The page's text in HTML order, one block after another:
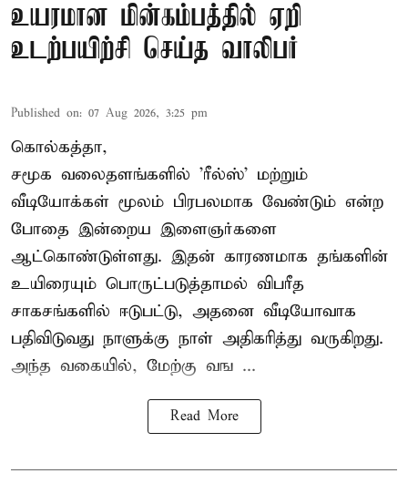
உயரமான மின்கம்பத்தில் ஏறி
உடற்பயிற்சி செய்த வாலிபர்
Published on: 07 Aug 2026, 3:25 pm
கொல்கத்தா,
சமூக வலைதளங்களில் 'ரீல்ஸ்' மற்றும்
வீடியோக்கள் மூலம் பிரபலமாக வேண்டும் என்ற
போதை இன்றைய இளைஞர்களை
ஆட்கொண்டுள்ளது. இதன் காரணமாக தங்களின்
உயிரையும் பொருட்படுத்தாமல் விபரீத
சாகசங்களில் ஈடுபட்டு, அதனை வீடியோவாக
பதிவிடுவது நாளுக்கு நாள் அதிகரித்து வருகிறது.
அந்த வகையில், மேற்கு வங ...
Read More